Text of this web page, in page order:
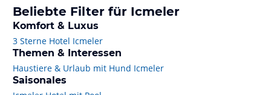
Beliebte Filter für Icmeler
Komfort & Luxus
3 Sterne Hotel Icmeler
Themen & Interessen
Haustiere & Urlaub mit Hund Icmeler
Saisonales